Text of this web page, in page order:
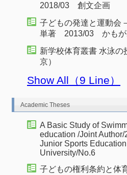
2018/03 創文企画
子どもの発達と運動
単著 2013/03 かもが
新学校体育叢書 水泳
京）
Show All（9 Line）
Academic Theses
A Basic Study of
education /Joint
Junior Sports
University/No.6
子どもの権利条約と体